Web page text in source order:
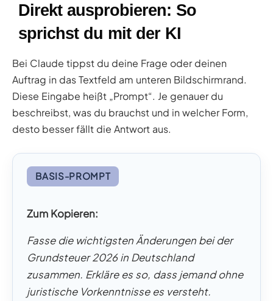
Direkt ausprobieren: So
sprichst du mit der KI
Bei Claude tippst du deine Frage oder deinen
Auftrag in das Textfeld am unteren Bildschirmrand.
Diese Eingabe heißt „Prompt“. Je genauer du
beschreibst, was du brauchst und in welcher Form,
desto besser fällt die Antwort aus.
BASIS-PROMPT
Zum Kopieren:
Fasse die wichtigsten Änderungen bei der
Grundsteuer 2026 in Deutschland
zusammen. Erkläre es so, dass jemand ohne
juristische Vorkenntnisse es versteht.